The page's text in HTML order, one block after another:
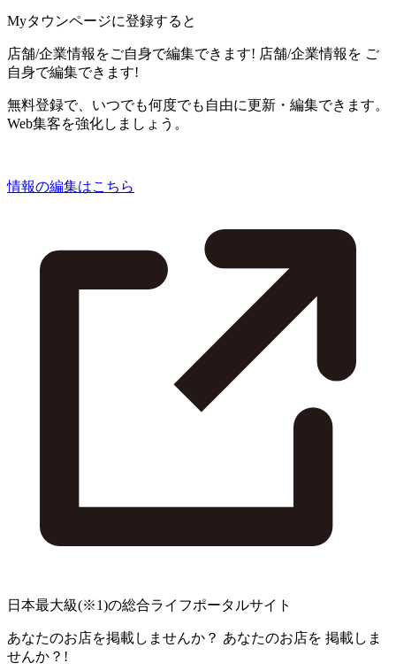
Myタウンページに登録すると
店舗/企業情報をご自身で編集できます! 店舗/企業情報を ご
自身で編集できます!
無料登録で、いつでも何度でも自由に更新・編集できます。
Web集客を強化しましょう。
情報の編集はこちら
日本最大級(※1)の総合ライフポータルサイト
あなたのお店を掲載しませんか？ あなたのお店を 掲載しま
せんか？!